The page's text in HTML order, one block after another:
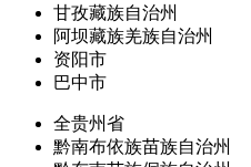
甘孜藏族自治州
阿坝藏族羌族自治州
资阳市
巴中市
全贵州省
黔南布依族苗族自治州